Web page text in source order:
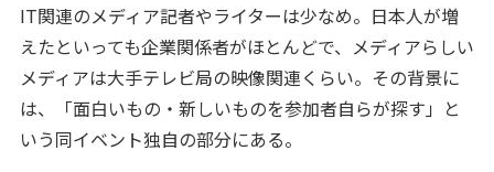
IT関連のメディア記者やライターは少なめ。日本人が増
えたといっても企業関係者がほとんどで、メディアらしい
メディアは大手テレビ局の映像関連くらい。その背景に
は、「面白いもの・新しいものを参加者自らが探す」と
いう同イベント独自の部分にある。